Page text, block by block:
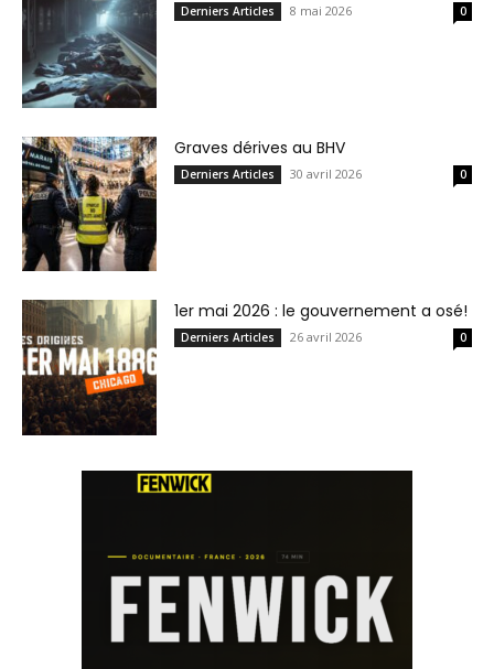
Derniers Articles 8 mai 2026 0
Graves dérives au BHV
Derniers Articles 30 avril 2026 0
1er mai 2026 : le gouvernement a osé!
Derniers Articles 26 avril 2026 0